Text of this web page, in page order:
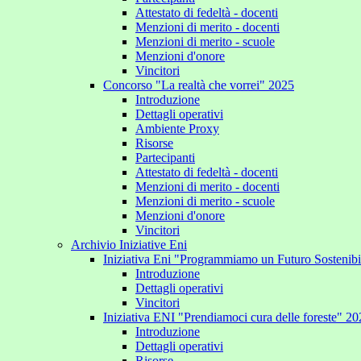
Attestato di fedeltà - docenti
Menzioni di merito - docenti
Menzioni di merito - scuole
Menzioni d'onore
Vincitori
Concorso "La realtà che vorrei" 2025
Introduzione
Dettagli operativi
Ambiente Proxy
Risorse
Partecipanti
Attestato di fedeltà - docenti
Menzioni di merito - docenti
Menzioni di merito - scuole
Menzioni d'onore
Vincitori
Archivio Iniziative Eni
Iniziativa Eni "Programmiamo un Futuro
Introduzione
Dettagli operativi
Vincitori
Iniziativa ENI "Prendiamoci cura delle foreste"
Introduzione
Dettagli operativi